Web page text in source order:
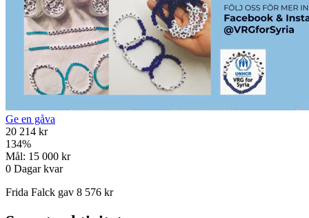
Ge en gåva
20 214 kr
134%
Mål: 15 000 kr
0 Dagar kvar
Frida Falck gav 8 576 kr